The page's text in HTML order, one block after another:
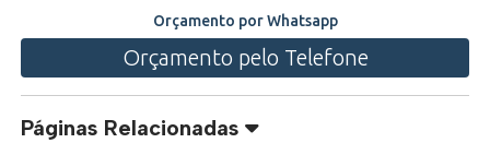
Orçamento por Whatsapp
Orçamento pelo Telefone
Páginas Relacionadas